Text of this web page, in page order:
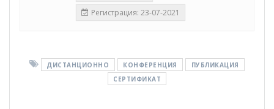
Регистрация: 23-07-2021
ДИСТАНЦИОННО КОНФЕРЕНЦИЯ
ПУБЛИКАЦИЯ
СЕРТИФИКАТ